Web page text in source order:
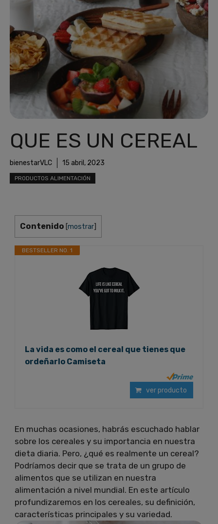
QUE ES UN CEREAL
bienestarVLC 15 abril, 2023
PRODUCTOS ALIMENTACIÓN
Contenido [mostrar]
BESTSELLER NO. 1
La vida es como el cereal que tienes que
ordeñarlo Camiseta
ver producto
En muchas ocasiones, habrás escuchado hablar
sobre los cereales y su importancia en nuestra
dieta diaria. Pero, ¿qué es realmente un cereal?
Podríamos decir que se trata de un grupo de
alimentos que se utilizan en nuestra
alimentación a nivel mundial. En este artículo
profundizaremos en los cereales, su definición,
características principales y su variedad.